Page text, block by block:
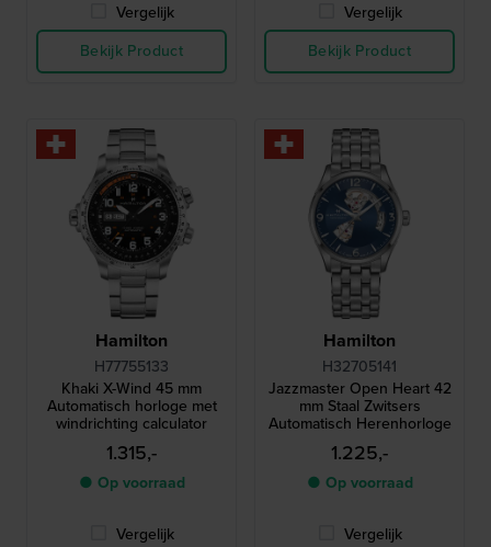
Vergelijk
Bekijk Product
Vergelijk
Bekijk Product
Hamilton
H77755133
Khaki X-Wind 45 mm
Automatisch horloge met
windrichting calculator
1.315,-
● Op voorraad
Vergelijk
Hamilton
H32705141
Jazzmaster Open Heart 42
mm Staal Zwitsers
Automatisch Herenhorloge
1.225,-
● Op voorraad
Vergelijk